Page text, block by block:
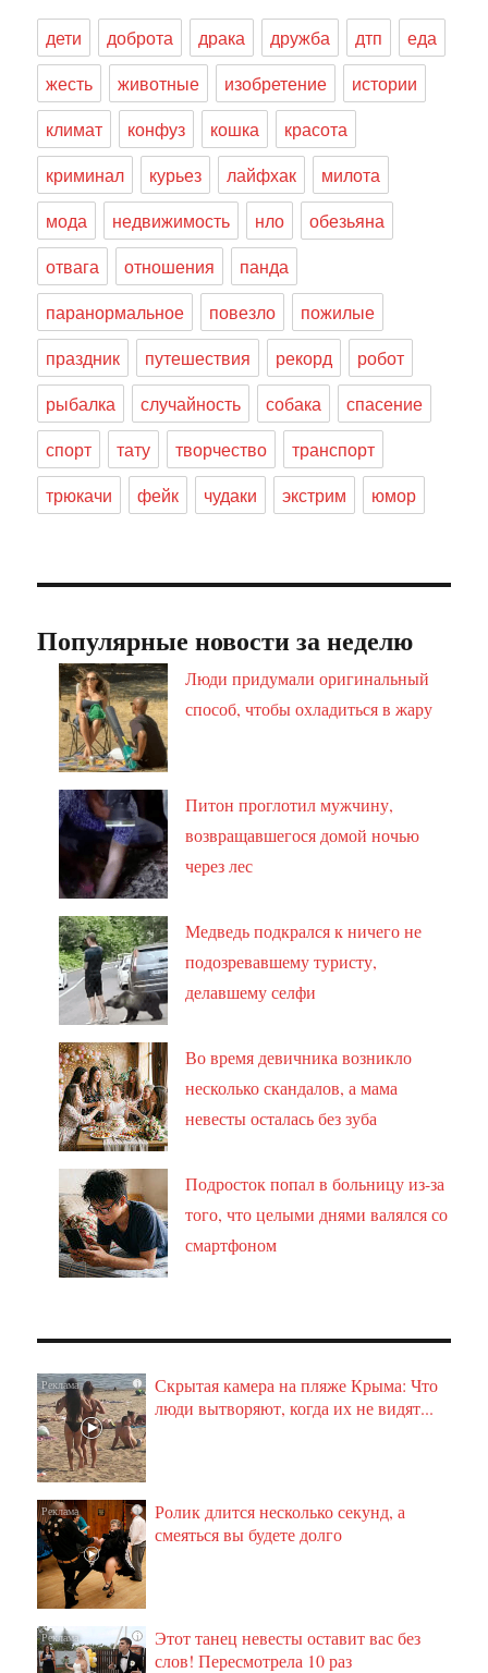
дети доброта драка дружба дтп
еда
жесть
животные изобретение
истории
климат
конфуз кошка
красота
криминал
курьез лайфхак
милота
мода
недвижимость нло
обезьяна
отвага
отношения
панда
паранормальное
повезло
пожилые
праздник
путешествия рекорд
робот
рыбалка
случайность собака
спасение
спорт
тату творчество
транспорт
трюкачи
фейк чудаки экстрим юмор
Популярные новости за неделю
Люди придумали оригинальный
способ, чтобы охладиться в жару
Питон проглотил мужчину,
возвращавшегося домой ночью
через лес
Медведь подкрался к ничего не
подозревавшему туристу,
делавшему селфи
Во время девичника возникло
несколько скандалов, а мама
невесты осталась без зуба
Подросток попал в больницу из-за
того, что целыми днями валялся со
смартфоном
i
Скрытая камера на пляже Крыма: Что
люди вытворяют, когда их не видят...
i
Ролик длится несколько секунд, а
смеяться вы будете долго
i
Этот танец невесты оставит вас без
слов! Пересмотрела 10 раз